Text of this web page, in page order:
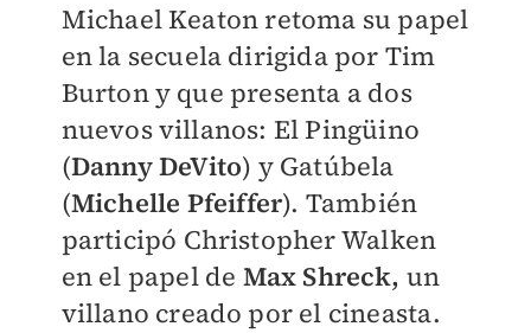
Michael Keaton retoma su papel
en la secuela dirigida por Tim
Burton y que presenta a dos
nuevos villanos: El Pingüino
(Danny DeVito) y Gatúbela
(Michelle Pfeiffer). También
participó Christopher Walken
en el papel de Max Shreck, un
villano creado por el cineasta.